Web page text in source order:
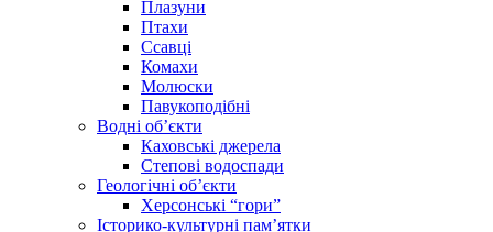
Плазуни
Птахи
Ссавці
Комахи
Молюски
Павукоподібні
Водні об’єкти
Каховські джерела
Степові водоспади
Геологічні об’єкти
Херсонські “гори”
Історико-культурні пам’ятки